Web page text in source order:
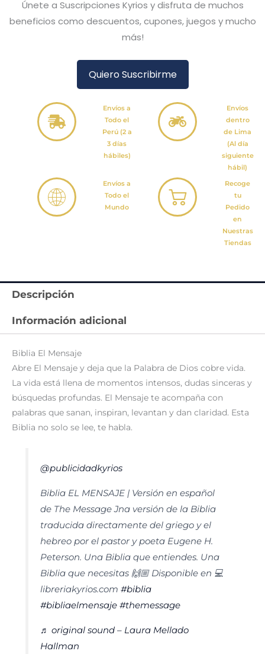
Únete a Suscripciones Kyrios y disfruta de muchos
beneficios como descuentos, cupones, juegos y mucho
más!
Quiero Suscribirme
Envíos a
Todo el
Perú (2 a
3 días
hábiles)
Envíos
dentro
de Lima
(Al día
siguiente
hábil)
Envíos a
Todo el
Mundo
Recoge
tu
Pedido
en
Nuestras
Tiendas
Descripción
Información adicional
Biblia El Mensaje
Abre El Mensaje y deja que la Palabra de Dios cobre vida.
La vida está llena de momentos intensos, dudas sinceras y
búsquedas profundas. El Mensaje te acompaña con
palabras que sanan, inspiran, levantan y dan claridad. Esta
Biblia no solo se lee, te habla.
@publicidadkyrios
Biblia EL MENSAJE | Versión en español
de The Message Jna versión de la Biblia
traducida directamente del griego y el
hebreo por el pastor y poeta Eugene H.
Peterson. Una Biblia que entiendes. Una
Biblia que necesitas 🙌🏼 Disponible en 💻
libreriakyrios.com #biblia
#bibliaelmensaje #themessage
♬ original sound – Laura Mellado
Hallman